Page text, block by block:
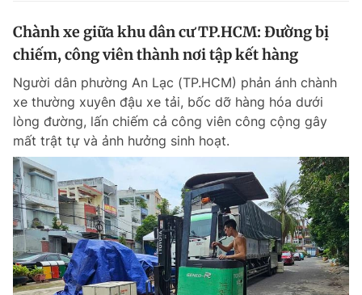
Chành xe giữa khu dân cư TP.HCM: Đường bị
chiếm, công viên thành nơi tập kết hàng
Người dân phường An Lạc (TP.HCM) phản ánh chành
xe thường xuyên đậu xe tải, bốc dỡ hàng hóa dưới
lòng đường, lấn chiếm cả công viên công cộng gây
mất trật tự và ảnh hưởng sinh hoạt.